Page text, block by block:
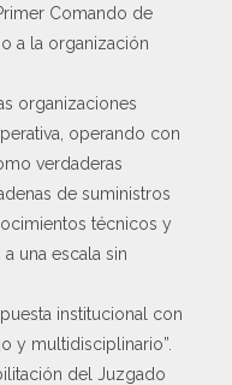
Comando de
a la organización
organizaciones
operando con
verdaderas
de suministros
técnicos y
una escala sin
institucional con
y multidisciplinario”.
del Juzgado